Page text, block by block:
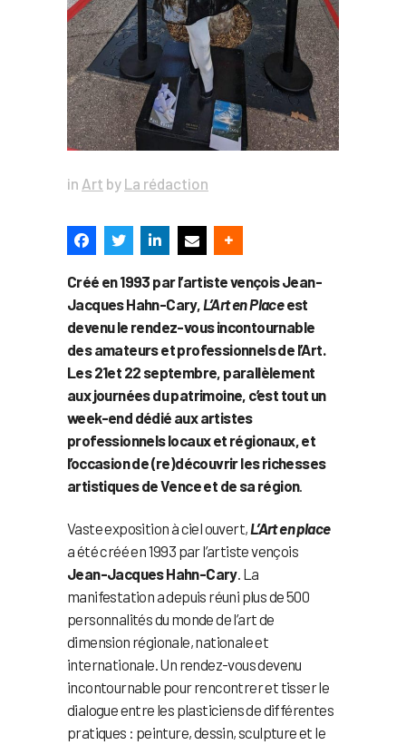
in Art by La rédaction
Créé en 1993 par l’artiste vençois Jean-
Jacques Hahn-Cary,L’Art en Placeest
devenu le rendez-vous incontournable
des amateurs et professionnels de l’Art.
Les 21et 22 septembre, parallèlement
aux journées du patrimoine, c’est tout un
week-end dédié aux artistes
professionnels locaux et régionaux, et
l’occasion de (re)découvrir les richesses
artistiques de Vence et de sa région.
Vaste exposition à ciel ouvert,L’Art en place
a été créé en 1993 par l’artiste vençois
Jean-Jacques Hahn-Cary. La
manifestation a depuis réuni plus de 500
personnalités du monde de l’art de
dimension régionale, nationale et
internationale. Un rendez-vous devenu
incontournable pour rencontrer et tisser le
dialogue entre les plasticiens de différentes
pratiques : peinture, dessin, sculpture et le